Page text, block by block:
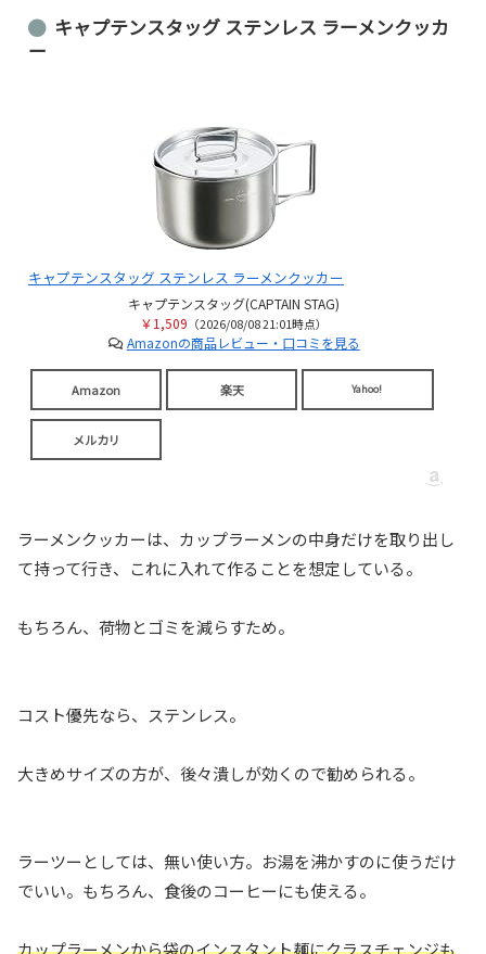
キャプテンスタッグ ステンレス ラーメンクッカ
ー
キャプテンスタッグ ステンレス ラーメンクッカー
キャプテンスタッグ(CAPTAIN STAG)
￥1,509 （2026/08/08 21:01時点）
Amazonの商品レビュー・口コミを見る
Amazon 楽天 Yahoo!
メルカリ
ラーメンクッカーは、カップラーメンの中身だけを取り出し
て持って行き、これに入れて作ることを想定している。
もちろん、荷物とゴミを減らすため。
コスト優先なら、ステンレス。
大きめサイズの方が、後々潰しが効くので勧められる。
ラーツーとしては、無い使い方。お湯を沸かすのに使うだけ
でいい。もちろん、食後のコーヒーにも使える。